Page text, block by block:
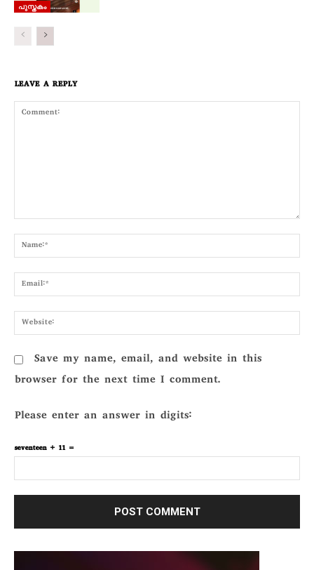
പുസ്തകം
LEAVE A REPLY
Save my name, email, and website in this
browser for the next time I comment.
Please enter an answer in digits:
seventeen + 11 =